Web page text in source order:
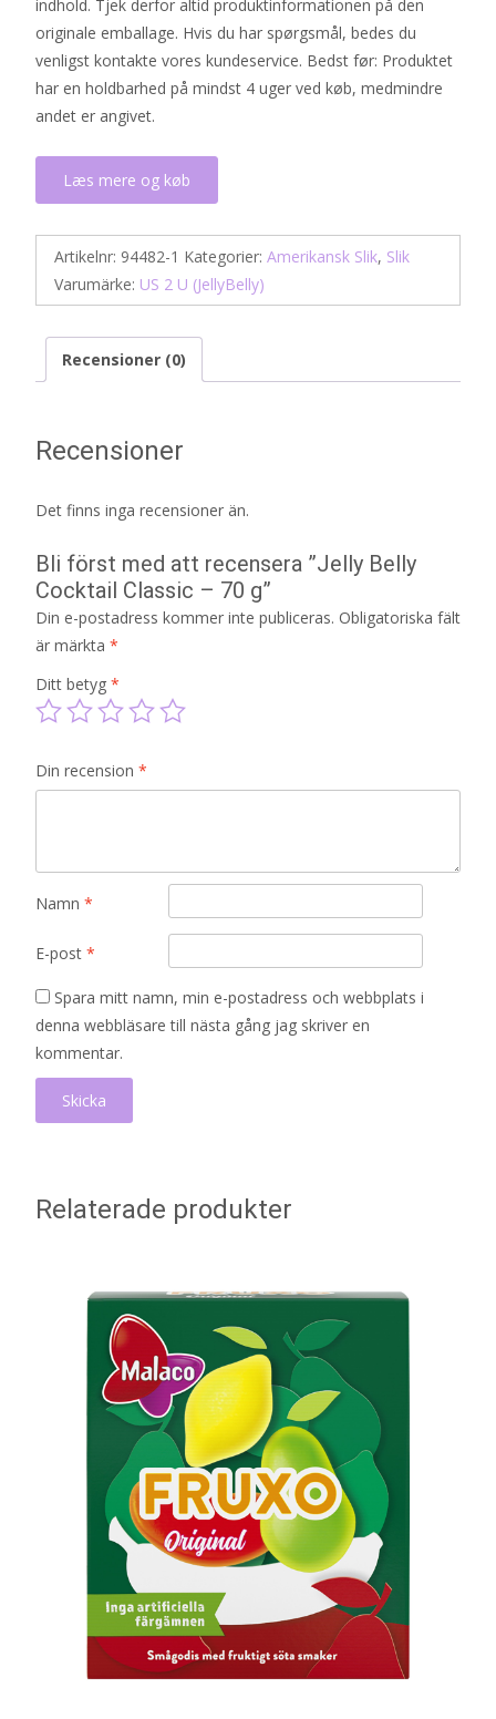
indhold. Tjek derfor altid produktinformationen på den
originale emballage. Hvis du har spørgsmål, bedes du
venligst kontakte vores kundeservice. Bedst før: Produktet
har en holdbarhed på mindst 4 uger ved køb, medmindre
andet er angivet.
Læs mere og køb
Artikelnr: 94482-1 Kategorier: Amerikansk Slik, Slik
Varumärke: US 2 U (JellyBelly)
Recensioner (0)
Recensioner
Det finns inga recensioner än.
Bli först med att recensera ”Jelly Belly
Cocktail Classic – 70 g”
Din e-postadress kommer inte publiceras. Obligatoriska fält
är märkta *
Ditt betyg *
Din recension *
Namn *
E-post *
Spara mitt namn, min e-postadress och webbplats i
denna webbläsare till nästa gång jag skriver en
kommentar.
Relaterade produkter